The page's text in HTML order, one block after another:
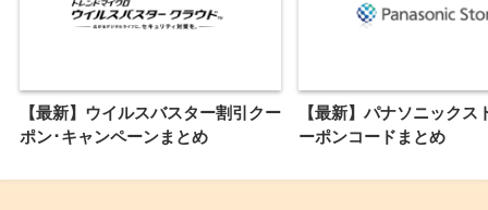
【最新】ウイルスバスター割引クー
ポン･キャンペーンまとめ
【最新】パナソニックス
ーポンコードまとめ